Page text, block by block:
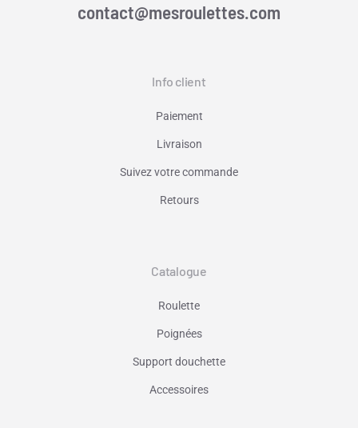
contact@mesroulettes.com
Info client
Paiement
Livraison
Suivez votre commande
Retours
Catalogue
Roulette
Poignées
Support douchette
Accessoires